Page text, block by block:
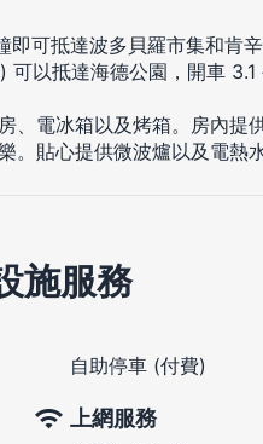
可抵達波多貝羅市集和肯
以抵達海德公園，開車
、電冰箱以及烤箱。房內提
貼心提供微波爐以及電熱水
施服務
自助停車 (付費)
上網服務